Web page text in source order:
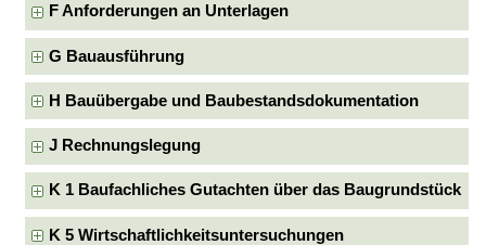
F Anforderungen an Unterlagen
G Bauausführung
H Bauübergabe und Baubestandsdokumentation
J Rechnungslegung
K 1 Baufachliches Gutachten über das Baugrundstück
K 5 Wirtschaftlichkeitsuntersuchungen